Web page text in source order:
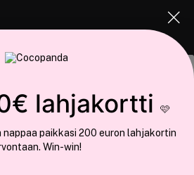
käyttää evästeitä
sisällön ja mainosten
median ominaisuuksien tukemiseen ja
lahjakortti 🩷
nappaa paikkasi 200 euron lahjakortin
Win-win!